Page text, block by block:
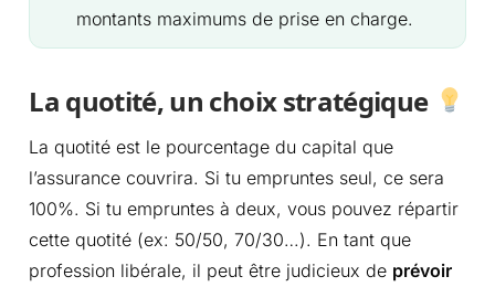
montants maximums de prise en charge.
La quotité, un choix stratégique
La quotité est le pourcentage du capital que
l’assurance couvrira. Si tu empruntes seul, ce sera
100%. Si tu empruntes à deux, vous pouvez répartir
cette quotité (ex: 50/50, 70/30…). En tant que
profession libérale, il peut être judicieux de prévoir